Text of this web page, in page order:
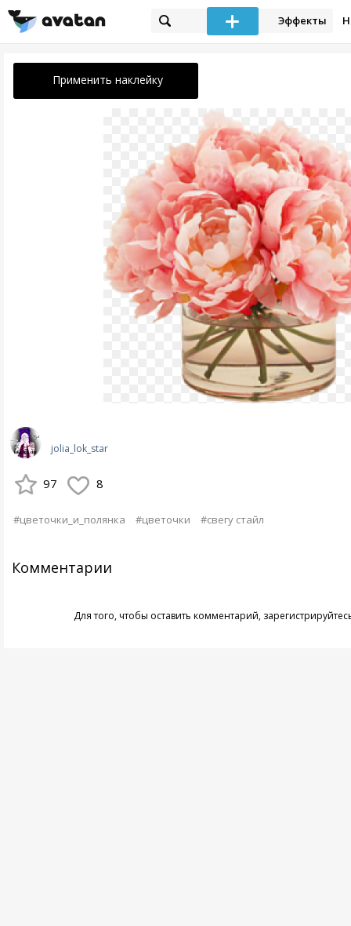
Эффекты
Применить наклейку
jolia_lok_star
97 8
#цветочки_и_полянка #цветочки #свегу стайл
Комментарии
Для того, чтобы оставить комментарий,